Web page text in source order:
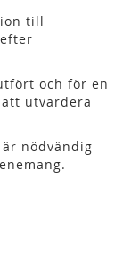
till
och för en
utvärdera
nödvändig